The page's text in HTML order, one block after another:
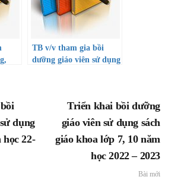
TB v/v tham gia bồi
dưỡng giáo viên sử dụng
dụng
22-
Triển khai bồi dưỡng
giáo viên sử dụng sách
giáo khoa lớp 7, 10 năm
học 2022 – 2023
Bài mới